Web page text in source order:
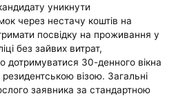
уникнути
через нестачу коштів на
посвідку на проживання у
без зайвих витрат,
дотримуватися 30-денного вікна
резидентською візою. Загальні
заявника за стандартною